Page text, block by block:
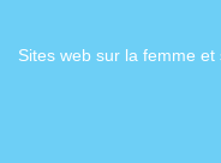
Sites web sur la femme